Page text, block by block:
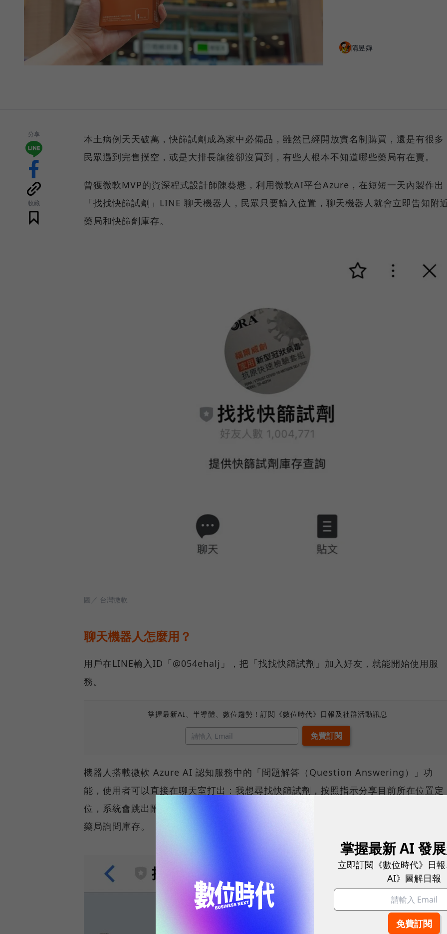
隋昱嬋
分享
收藏
本土病例天天破萬，快篩試劑成為家中必備品，雖然已經開放實名制購買，還是有很多
民眾遇到完售撲空，或是大排長龍後卻沒買到，有些人根本不知道哪些藥局有在賣。
曾獲微軟MVP的資深程式設計師陳葵懋，利用微軟AI平台Azure，在短短一天內製作出
「找找快篩試劑」LINE 聊天機器人，民眾只要輸入位置，聊天機器人就會立即告知附
藥局和快篩劑庫存。
圖／ 台灣微軟
聊天機器人怎麼用？
用戶在LINE輸入ID「@054ehalj」，把「找找快篩試劑」加入好友，就能開始使用服
務。
掌握最新AI、半導體、數位趨勢！訂閱《數位時代》日報及社群活動訊息
機器人搭載微軟 Azure AI 認知服務中的「問題解答（Question Answering）」功
能，使用者可以直接在聊天室打出：我想尋找快篩試劑，按照指示分享目前所在位置定
位，系統會跳出附近藥局資訊，用戶可以選擇打開地圖直接前往，或是一鍵撥打電話到
藥局詢問庫存。
掌握最新 AI 發
立即訂閱《數位時代》日
AI》圖解日報